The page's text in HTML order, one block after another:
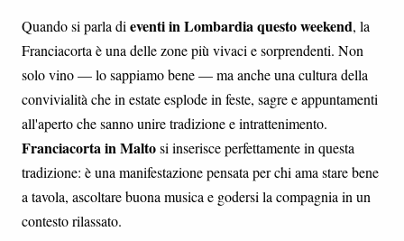
Quando si parla di eventi in Lombardia questo weekend, la
Franciacorta è una delle zone più vivaci e sorprendenti. Non
solo vino — lo sappiamo bene — ma anche una cultura della
convivialità che in estate esplode in feste, sagre e appuntamenti
all'aperto che sanno unire tradizione e intrattenimento.
Franciacorta in Maltosi inserisce perfettamente in questa
tradizione: è una manifestazione pensata per chi ama stare bene
a tavola, ascoltare buona musica e godersi la compagnia in un
contesto rilassato.